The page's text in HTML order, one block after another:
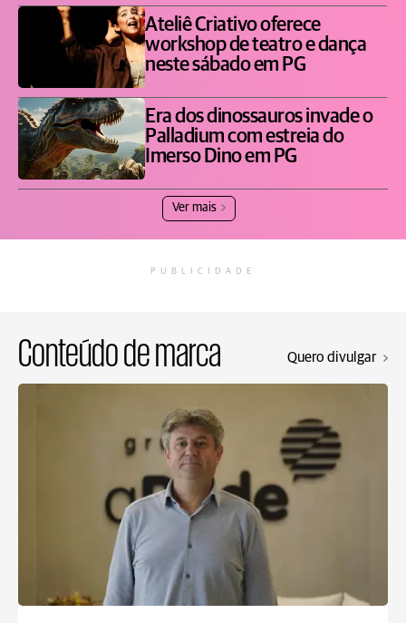
Ateliê Criativo oferece
workshop de teatro e dança
neste sábado em PG
Era dos dinossauros invade o
Palladium com estreia do
Imerso Dino em PG
Ver mais
PUBLICIDADE
Conteúdo de marca Quero divulgar